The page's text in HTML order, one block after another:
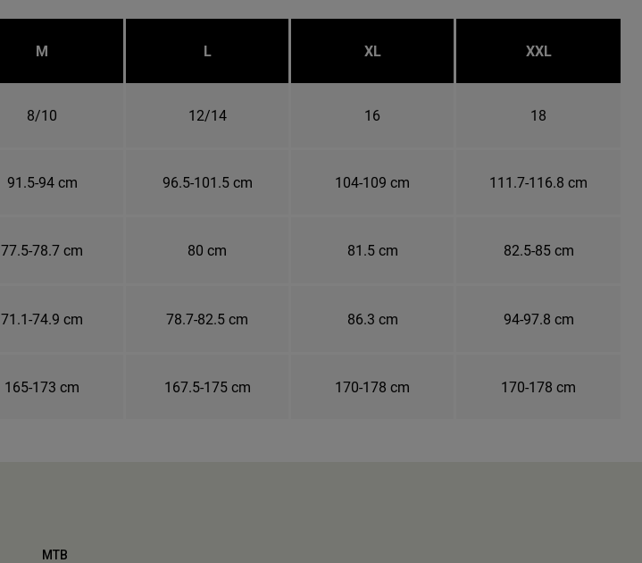
M L XL XXL
8/10 12/14 16 18
91.5-94 cm 96.5-101.5 cm 104-109 cm 111.7-116.8 cm
77.5-78.7 cm 80 cm 81.5 cm 82.5-85 cm
71.1-74.9 cm 78.7-82.5 cm 86.3 cm 94-97.8 cm
165-173 cm 167.5-175 cm 170-178 cm 170-178 cm
MTB